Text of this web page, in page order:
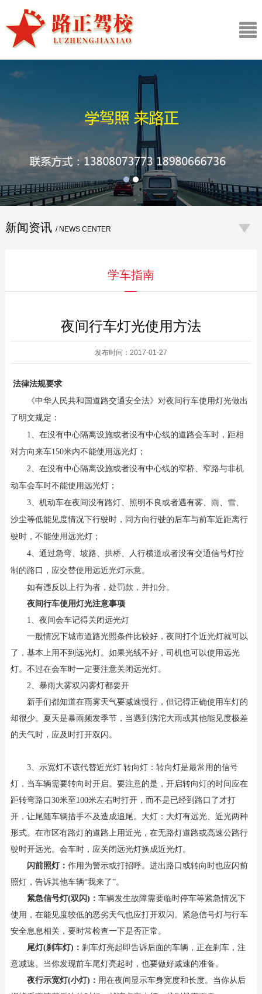
新闻资讯 / NEWS CENTER
学车指南
夜间行车灯光使用方法
发布时间：2017-01-27
法律法规要求
《中华人民共和国道路交通安全法》对夜间行车使用灯光做出
了明文规定：
1、在没有中心隔离设施或者没有中心线的道路会车时，距相
对方向来车150米内不能使用远光灯；
2、在没有中心隔离设施或者没有中心线的窄桥、窄路与非机
动车会车时不能使用远光灯；
3、机动车在夜间没有路灯、照明不良或者遇有雾、雨、雪、
沙尘等低能见度情况下行驶时，同方向行驶的后车与前车近距离行
驶时，不能使用远光灯；
4、通过急弯、坡路、拱桥、人行横道或者没有交通信号灯控
制的路口，应交替使用远近光灯示意。
如有违反以上行为者，处罚款，并扣分。
夜间行车使用灯光注意事项
1、 夜间会车记得关闭远光灯
一般情况下城市道路光照条件比较好，夜间打个近光灯就可以
了，基本上用不到远光灯。如果光线不好，司机也可以使用远光
灯。不过在会车时一定要注意关闭远光灯。
2、 暴雨大雾双闪雾灯都要开
新手们都知道在雨雾天气要减速慢行，但记得正确使用车灯的
却很少。夏天是暴雨频发季节，当遇到滂沱大雨或其他能见度极差
的天气时，应及时打开双闪。
3、 示宽灯不该代替近光灯 转向灯：转向灯是最常用的信号
灯，当车辆需要转向时开启。要注意的是，开启转向灯的时间应在
距转弯路口30米至100米左右时打开，而不是已经到路口了才打
开，让尾随车辆措手不及造成追尾。大灯：大灯有远光、近光两种
形式。在市区有路灯的道路上用近光，在无路灯道路或高速公路行
驶时开远光。会车时，应关闭远光灯换成近光灯。
闪前照灯： 作用为警示或打招呼。进出路口或转向时也应闪前
照灯，告诉其他车辆“我来了”。
紧急信号灯(双闪)： 车辆发生故障需要临时停车等紧急情况下
使用，在能见度较低的恶劣天气也应打开双闪。紧急信号灯与行车
安全息息相关，要时常检查一下是否正常。
尾灯(刹车灯)： 刹车灯亮起即告诉后面的车辆，正在刹车，注
意减速。当你发现前车尾灯亮起时，也要做好减速的准备。
夜行示宽灯(小灯)： 用在夜间显示车身宽度和长度。当你从后